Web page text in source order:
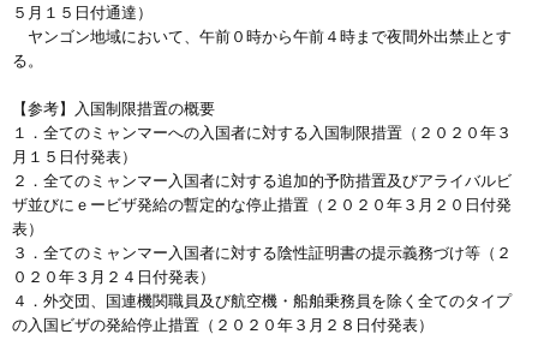
５月１５日付通達）
ヤンゴン地域において、午前０時から午前４時まで夜間外出禁止とす
る。
【参考】入国制限措置の概要
１．全てのミャンマーへの入国者に対する入国制限措置（２０２０年３
月１５日付発表）
２．全てのミャンマー入国者に対する追加的予防措置及びアライバルビ
ザ並びにｅービザ発給の暫定的な停止措置（２０２０年３月２０日付発
表）
３．全てのミャンマー入国者に対する陰性証明書の提示義務づけ等（２
０２０年３月２４日付発表）
４．外交団、国連機関職員及び航空機・船舶乗務員を除く全てのタイプ
の入国ビザの発給停止措置（２０２０年３月２８日付発表）